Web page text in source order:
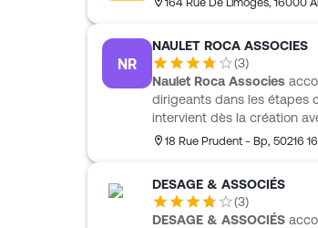
NR
NAULET ROCA ASSOCIES
(3)
Naulet Roca Associes
dirigeants dans les étapes
intervient dès la création
faisabilité, le choix de la
dédiée aux professions
besoins de cette clientèle.
18 Rue Prudent - Bp, 50216
DESAGE & ASSOCIÉS
(3)
DESAGE & ASSOCIÉS